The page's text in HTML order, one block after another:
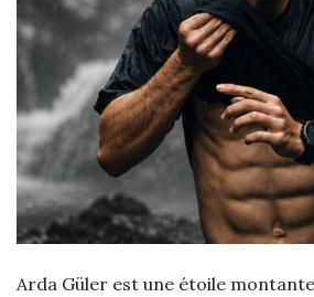
Arda Güler est une étoile